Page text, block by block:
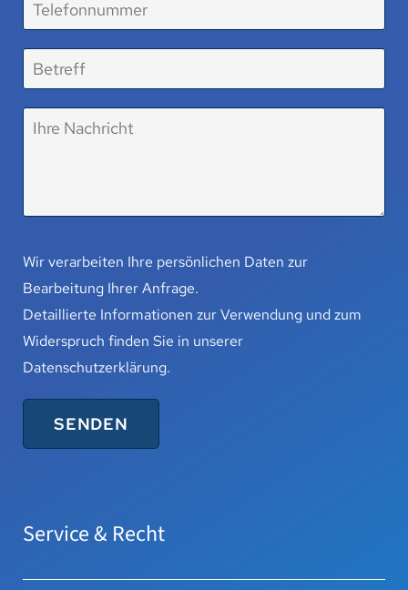
Wir verarbeiten Ihre persönlichen Daten zur
Bearbeitung Ihrer Anfrage.
Detaillierte Informationen zur Verwendung und zum
Widerspruch finden Sie in unserer
Datenschutzerklärung.
Service & Recht